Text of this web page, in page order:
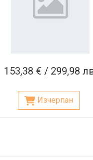
153,38 € / 299,98
Изчерпан